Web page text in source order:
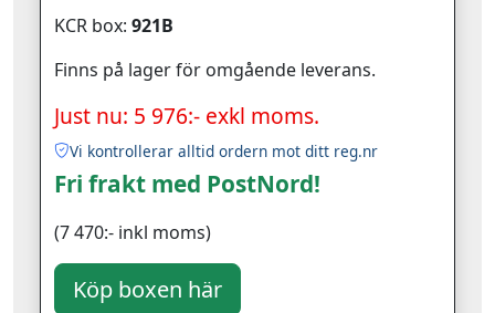
KCR box: 921B
Finns på lager för omgående leverans.
Just nu: 5 976:- exkl moms.
Vi kontrollerar alltid ordern mot ditt reg.nr
Fri frakt med PostNord!
(7 470:- inkl moms)